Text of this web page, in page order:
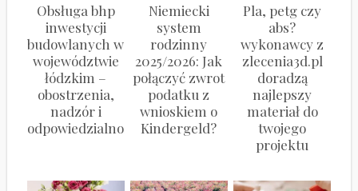
Obsługa bhp
inwestycji
budowlanych w
województwie
łódzkim –
obostrzenia,
nadzór i
odpowiedzialność
Niemiecki
system
rodzinny
2025/2026: Jak
połączyć zwrot
podatku z
wnioskiem o
Kindergeld?
Pla, petg czy
abs?
wykonawcy z
zlecenia3d.pl
doradzą
najlepszy
materiał do
twojego
projektu